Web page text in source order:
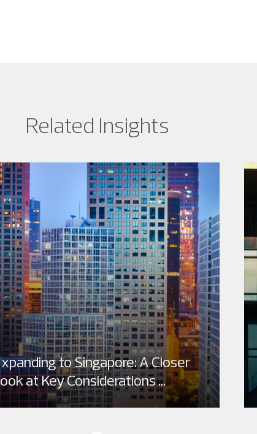
Related Insights
to Singapore: A Closer
at Key Considerations ...